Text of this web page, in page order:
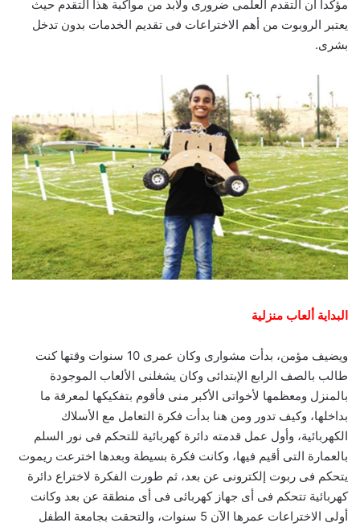
مؤكدا أن التقدم العلمى ضرورى ولابد من مواكبة هذا التقدم حيث
يعتبر الروبوت من أهم الاختراعات فى تقديم الخدمات بدون تدخل
بشرى.
البداية ألعاب منزلية
ويضيف مؤمن، بدأت مشوارى وكان عمرى 10 سنوات وقتها كنت
طالب بالصف الرابع الإبتدائى وكان يشغلنى الألعاب الموجودة
بالمنزل ومعظمها لأخواتى الأكبر منى فأقوم بتفكيكها لمعرفة ما
بداخلها، وكيف تدور ومن هنا بدأت فكرة التعامل مع الأسلاك
الكهربائية، وأول عمل قدمته دائرة كهربائية للتحكم فى نور السلم
بالعمارة التى أقيم فيها، وكانت فكرة بسيطة وبعدها اخترعت ريموت
يتحكم فى ربوت إلكترونى عن بعد، ثم طورت الفكرة لاختراع دائرة
كهربائية تتحكم فى أى جهاز كهربائى فى أى منطقة عن بعد وكانت
أولى الاختراعات عمرها الآن 5 سنوات، والتحقت بجامعة الطفل